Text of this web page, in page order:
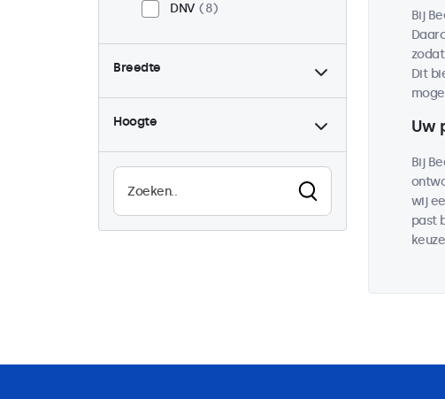
DNV
8
Breedte
Hoogte
Bij
Dit
Uw
Bij
wij
past